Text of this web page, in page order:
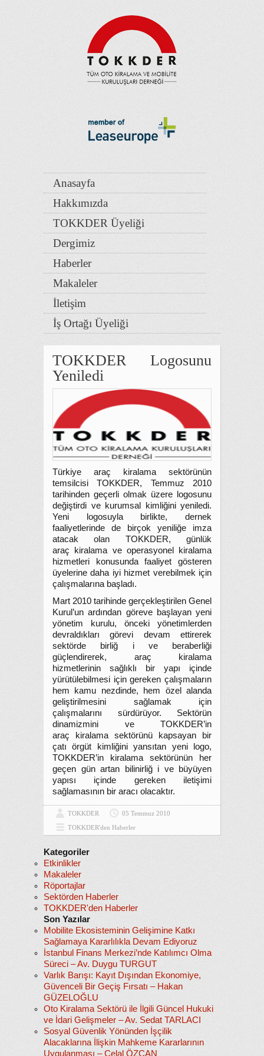
Anasayfa
Hakkımızda
TOKKDER Üyeliği
Dergimiz
Haberler
Makaleler
İletişim
İş Ortağı Üyeliği
TOKKDER Logosunu
Yeniledi
Türkiye araç kiralama sektörünün
temsilcisi TOKKDER, Temmuz 2010
tarihinden geçerli olmak üzere logosunu
değiştirdi ve kurumsal kimliğini yeniledi.
Yeni logosuyla birlikte, dernek
faaliyetlerinde de birçok yeniliğe imza
atacak olan TOKKDER, günlük
araç kiralama ve operasyonel kiralama
hizmetleri konusunda faaliyet gösteren
üyelerine daha iyi hizmet verebilmek için
çalışmalarına başladı.
Mart 2010 tarihinde gerçekleştirilen Genel
Kurul’un ardından göreve başlayan yeni
yönetim kurulu, önceki yönetimlerden
devraldıkları görevi devam ettirerek
sektörde birliğ i ve beraberliği
güçlendirerek, araç kiralama
hizmetlerinin sağlıklı bir yapı içinde
yürütülebilmesi için gereken çalışmaların
hem kamu nezdinde, hem özel alanda
geliştirilmesini sağlamak için
çalışmalarını sürdürüyor. Sektörün
dinamizmini ve TOKKDER’in
araç kiralama sektörünü kapsayan bir
çatı örgüt kimliğini yansıtan yeni logo,
TOKKDER’in kiralama sektörünün her
geçen gün artan bilinirliğ i ve büyüyen
yapısı içinde gereken iletişimi
sağlamasının bir aracı olacaktır.
TOKKDER
05 Temmuz 2010
TOKKDER'den Haberler
Kategoriler
Etkinlikler
Makaleler
Röportajlar
Sektörden Haberler
TOKKDER'den Haberler
Son Yazılar
Mobilite Ekosisteminin Gelişimine Katkı
Sağlamaya Kararlılıkla Devam Ediyoruz
İstanbul Finans Merkezi’nde Katılımcı Olma
Süreci – Av. Duygu TURGUT
Varlık Barışı: Kayıt Dışından Ekonomiye,
Güvenceli Bir Geçiş Fırsatı – Hakan
GÜZELOĞLU
Oto Kiralama Sektörü ile İlgili Güncel Hukuki
ve İdari Gelişmeler – Av. Sedat TARLACI
Sosyal Güvenlik Yönünden İşçilik
Alacaklarına İlişkin Mahkeme Kararlarının
Uygulanması – Celal ÖZCAN